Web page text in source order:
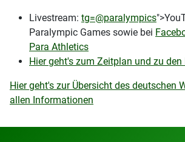
Livestream: tg=@paralympics
Paralympic Games sowie bei
Para Athletics
Hier geht's zum Zeitplan und zu den
Hier geht's zur Übersicht des deutschen
allen Informationen